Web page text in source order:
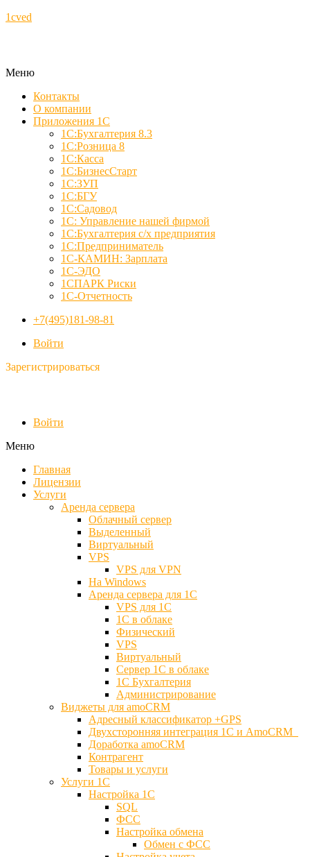
1cved
Меню
Контакты
О компании
Приложения 1С
1С:Бухгалтерия 8.3
1С:Розница 8
1С:Касса
1С:БизнесСтарт
1С:ЗУП
1С:БГУ
1С:Садовод
1С: Управление нашей фирмой
1С:Бухгалтерия с/х предприятия
1С:Предприниматель
1С-КАМИН: Зарплата
1С-ЭДО
1СПАРК Риски
1С-Отчетность
+7(495)181-98-81
Войти
Зарегистрироваться
Войти
Меню
Главная
Лицензии
Услуги
Аренда сервера
Облачный сервер
Выделенный
Виртуальный
VPS
VPS для VPN
На Windows
Аренда сервера для 1С
VPS для 1С
1С в облаке
Физический
VPS
Виртуальный
Сервер 1С в облаке
1С Бухгалтерия
Администрирование
Виджеты для amoCRM
Адресный классификатор +GPS
Двухсторонняя интеграция 1С и AmoCRM
Доработка amoCRM
Контрагент
Товары и услуги
Услуги 1С
Настройка 1С
SQL
ФСС
Настройка обмена
Обмен с ФСС